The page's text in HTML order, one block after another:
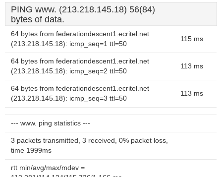
PING www. (213.218.145.18) 56(84)
bytes of data.
64 bytes from federationdescent1.ecritel.net
(213.218.145.18): icmp_seq=1 ttl=50
115 ms
64 bytes from federationdescent1.ecritel.net
(213.218.145.18): icmp_seq=2 ttl=50
113 ms
64 bytes from federationdescent1.ecritel.net
(213.218.145.18): icmp_seq=3 ttl=50
113 ms
--- www. ping statistics ---
3 packets transmitted, 3 received, 0% packet loss,
time 1999ms
rtt min/avg/max/mdev =